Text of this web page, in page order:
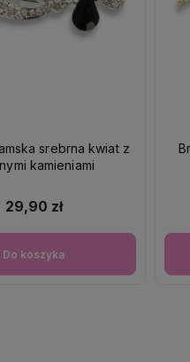
srebrna kwiat z
kamieniami
29,90 zł
Do koszyka